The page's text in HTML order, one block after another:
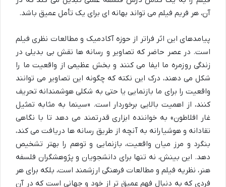
آن، هر فریم فیلم می تواند بهانه ای برای یک تأمل عمیق باشد.
پیامدهای این اثر فراتر از حوزه آکادمیک و مطالعات نظری فیلم
است. در عصر حاضر که تصاویر و رسانه ها نقش بی بدیلی در
زندگی روزمره ما ایفا می کنند و بخش عظیمی از واقعیت ما را
شکل می دهند، درک این نکته که چگونه این تصاویر می توانند
واقعیت را برای ما بازنمایی یا حتی به شکلی هوشمندانه تحریف
کنند، از اهمیت بالایی برخوردار است. «سینما به مثابه تمثیل
غار افلاطون» به خواننده ابزاری قدرتمند می دهد تا با نگاهی
نقادانه و هوشیارانه به آنچه از طریق رسانه ها دریافت می کند،
بنگرد و مرز میان واقعیت، بازنمایی و توهم را بهتر تشخیص
دهد. این بینش، نه تنها برای دانشجویان و پژوهشگران فلسفه
هنر، نظریه فیلم و مطالعات فرهنگی ارزشمند است، بلکه برای هر
فردی که به دنبال فهم عمیق تر از خود و جهانی است که در آن